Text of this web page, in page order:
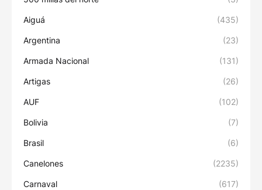
Aiguá (435)
Argentina (23)
Armada Nacional (131)
Artigas (26)
AUF (102)
Bolivia (7)
Brasil (6)
Canelones (2235)
Carnaval (617)